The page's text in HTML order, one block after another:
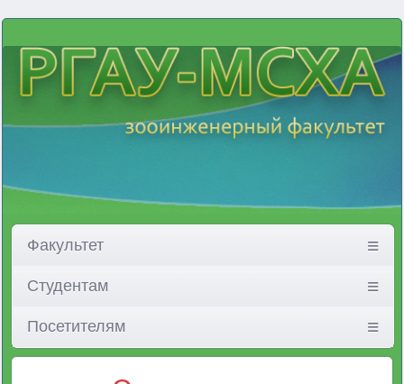
Факультет
Студентам
Посетителям